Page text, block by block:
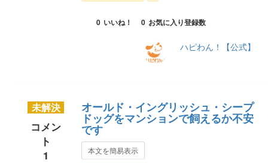
0 いいね！ 0 お気に入り登録数
ハピわん！【公式】
未解決
コメン
ト
1
オールド・イングリッシュ・シープ
ドッグをマンションで飼えるか不安
です
本文を簡易表示